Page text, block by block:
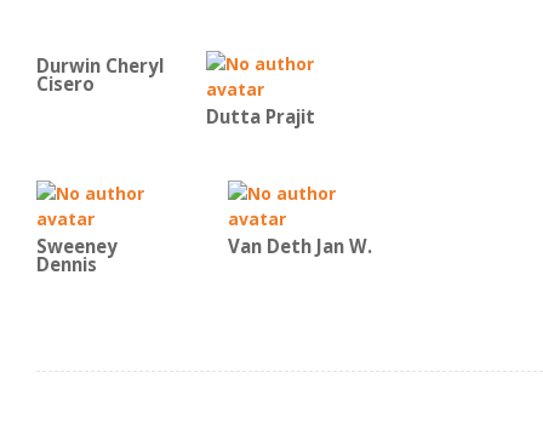
Durwin Cheryl
Cisero
Dutta Prajit
Sweeney
Dennis
Van Deth Jan W.